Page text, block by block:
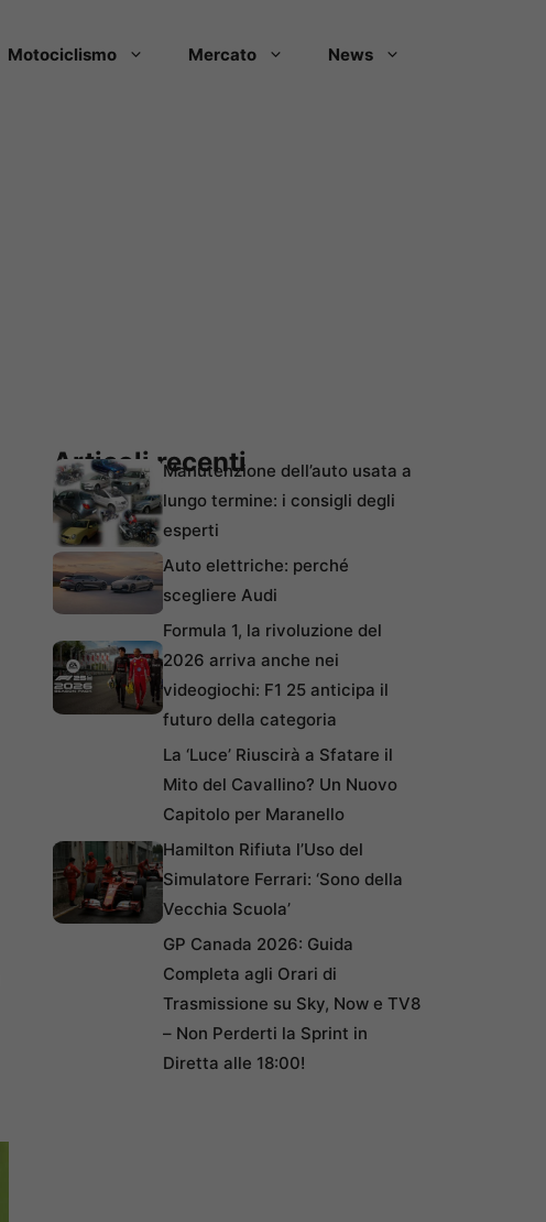
Motociclismo Mercato News
Articoli recentiManutenzione dell’auto usata a
lungo termine: i consigli degli
esperti
Auto elettriche: perché
scegliere Audi
Formula 1, la rivoluzione del
2026 arriva anche nei
videogiochi: F1 25 anticipa il
futuro della categoria
La ‘Luce’ Riuscirà a Sfatare il
Mito del Cavallino? Un Nuovo
Capitolo per Maranello
Hamilton Rifiuta l’Uso del
Simulatore Ferrari: ‘Sono della
Vecchia Scuola’
GP Canada 2026: Guida
Completa agli Orari di
Trasmissione su Sky, Now e TV8
– Non Perderti la Sprint in
Diretta alle 18:00!